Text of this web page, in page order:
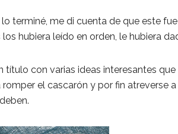
lo terminé, me di cuenta de que este
los hubiera leído en orden, le hubiera
título con varias ideas interesantes
el cascarón y por fin atreverse